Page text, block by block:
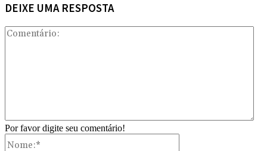
DEIXE UMA RESPOSTA
Por favor digite seu comentário!